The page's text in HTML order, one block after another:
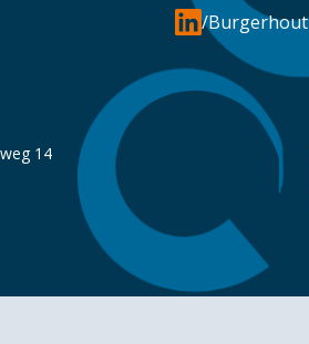
14
/Burgerhout